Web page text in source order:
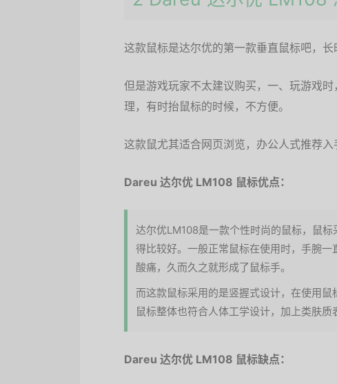
这款鼠标是达尔优的第一款垂直鼠标吧，
但是游戏玩家不太建议购买，一、玩游戏
理，有时抬鼠标的时候，不方便。
这款鼠尤其适合网页浏览，办公人式推荐入
Dareu 达尔优 LM108 鼠标优点：
达尔优LM108是一款个性时尚的鼠标，鼠
得比较好。一般正常鼠标在使用时，手腕
酸痛，久而久之就形成了鼠标手。
而这款鼠标采用的是竖握式设计，在使用鼠
鼠标整体也符合人体工学设计，加上类肤质
Dareu 达尔优 LM108 鼠标缺点：